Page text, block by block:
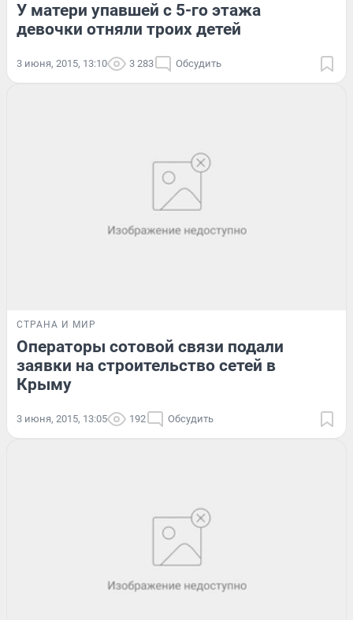
У матери упавшей с 5-го этажа
девочки отняли троих детей
3 июня, 2015, 13:10 3 283 Обсудить
СТРАНА И МИР
Операторы сотовой связи подали
заявки на строительство сетей в
Крыму
3 июня, 2015, 13:05 192 Обсудить